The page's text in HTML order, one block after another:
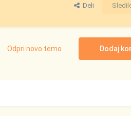
Deli
Dodaj
Odpri novo temo